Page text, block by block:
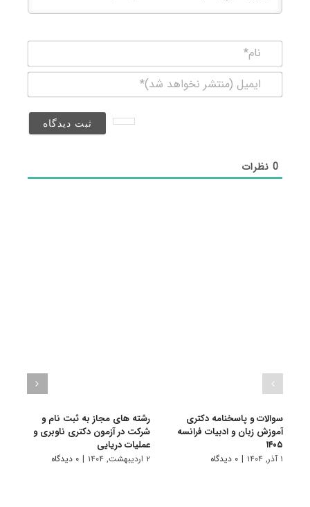
(منتشر
0نظرات
سوالات و پاسخنامه دکتری
آموزش زبان و ادبیات فرانسه
۱۴۰۵
۱ آذر, ۱۴۰۴ | ۰ دیدگاه
رشته های مجاز به ثبت نام و
شرکت در آزمون دکتری ناوبری و
عملیات دریایی
۲ اردیبهشت, ۱۴۰۴ | ۰ دیدگاه